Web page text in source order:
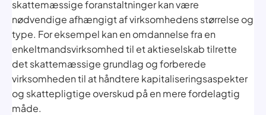
skattemæssige foranstaltninger kan være
nødvendige afhængigt af virksomhedens størrelse og
type. For eksempel kan en omdannelse fra en
enkeltmandsvirksomhed til et aktieselskab tilrette
det skattemæssige grundlag og forberede
virksomheden til at håndtere kapitaliseringsaspekter
og skattepligtige overskud på en mere fordelagtig
måde.